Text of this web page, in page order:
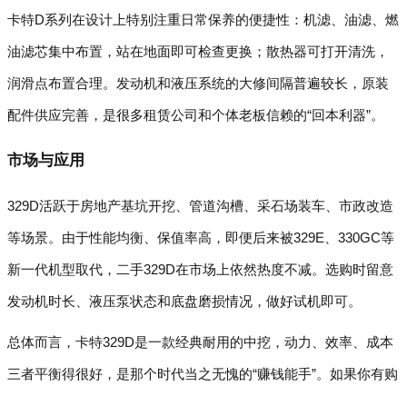
卡特D系列在设计上特别注重日常保养的便捷性：机滤、油滤、燃
油滤芯集中布置，站在地面即可检查更换；散热器可打开清洗，
润滑点布置合理。发动机和液压系统的大修间隔普遍较长，原装
配件供应完善，是很多租赁公司和个体老板信赖的“回本利器”。
市场与应用
329D活跃于房地产基坑开挖、管道沟槽、采石场装车、市政改造
等场景。由于性能均衡、保值率高，即便后来被329E、330GC等
新一代机型取代，二手329D在市场上依然热度不减。选购时留意
发动机时长、液压泵状态和底盘磨损情况，做好试机即可。
总体而言，卡特329D是一款经典耐用的中挖，动力、效率、成本
三者平衡得很好，是那个时代当之无愧的“赚钱能手”。如果你有购